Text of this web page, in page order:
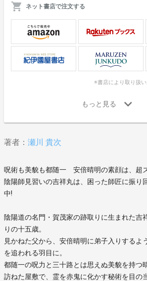
ネット書店で注文する
※書店により取り扱い
著者： 瀬川 貴次
呪術も美貌も都随一 安倍晴明の素顔は、超
陰陽師見習いの吉祥丸は、困った師匠に振り
中!
陰陽道の名門・賀茂家の跡取りに生まれた吉
りの十五歳。
見かねた父から、安倍晴明に弟子入りするよ
を追われる羽目に。
都随一の呪力と三十路とは思えぬ美貌を持つ
訪ねた屋敷で、霊を赤鬼に化かす秘術を目の